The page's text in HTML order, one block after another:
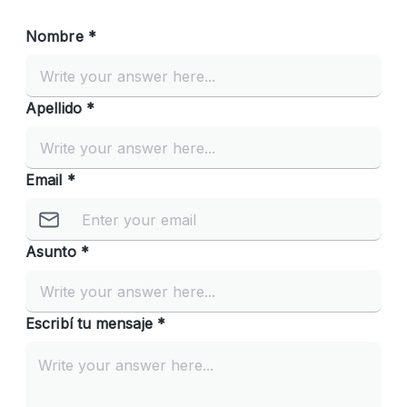
Nombre *
Apellido *
Email *
Asunto *
Escribí tu mensaje *